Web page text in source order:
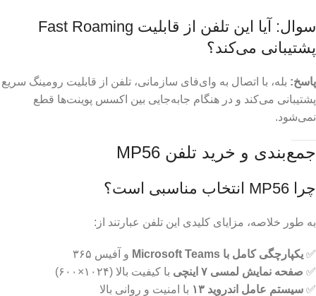
سوال: آیا این تلفن از قابلیت Fast Roaming
پشتیبانی می‌کند؟
پاسخ: بله، با اتصال به وای‌فای سازمانی، تلفن از قابلیت رومینگ سریع
پشتیبانی می‌کند و در هنگام جابه‌جایی بین اکسس پوینت‌ها قطع
نمی‌شود.
جمع‌بندی و خرید تلفن MP56
چرا MP56 انتخاب مناسبی است؟
به طور خلاصه، مزایای کلیدی این تلفن عبارتند از:
✅ یکپارچگی کامل با Microsoft Teams
و آفیس ۳۶۵
✅ صفحه نمایش لمسی ۷ اینچی
با کیفیت بالا (۱۰۲۴×۶۰۰)
✅ سیستم عامل اندروید ۱۳
با امنیت و روانی بالا